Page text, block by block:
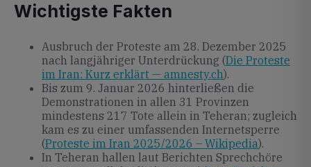
Wichtigste Fakten
Ausbruch der Proteste am 28. Dezember 2025
nach langjähriger Unterdrückung (Die Proteste
im Iran: Kurz erklärt — amnesty.ch).
Bis zum 9. Januar 2026 hinterließen die
Demonstrationen in allen 31 Provinzen
mindestens 217 Tote allein in Teheran; zugleich
kam es zu einer umfassenden Internetsperre
(Proteste im Iran 2025/2026 – Wikipedia).
In Teheran hallen laut Berichten Sprechchöre